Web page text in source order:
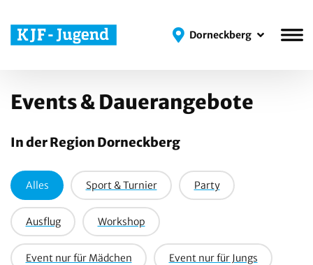
Dorneckberg
Dorneckberg
Events & Dauerangebote
In der Region Dorneckberg
Alles Sport & Turnier Party
Ausflug Workshop
Event nur für Mädchen Event nur für Jungs